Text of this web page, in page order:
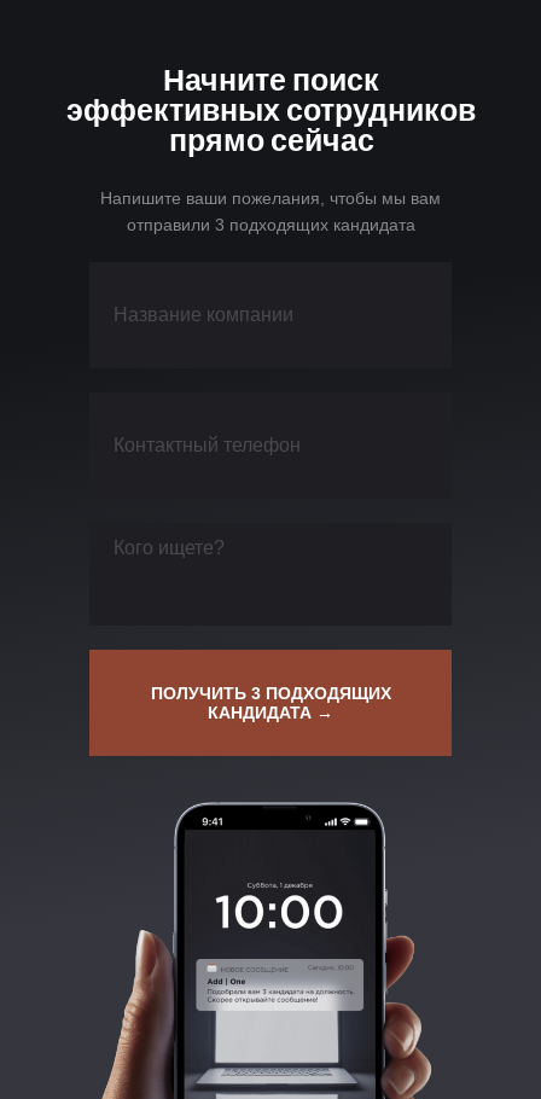
Начните поиск
эффективных сотрудников
прямо сейчас
ПОЛУЧИТЬ 3 ПОДХОДЯЩИХ
КАНДИДАТА →
Напишите ваши пожелания, чтобы мы вам
отправили 3 подходящих кандидата